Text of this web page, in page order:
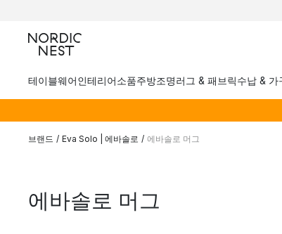
테이블웨어인테리어소품주방조명러그 & 패브릭수납 & 가
브랜드 / Eva Solo | 에바솔로 / 에바솔로 머그
에바솔로 머그